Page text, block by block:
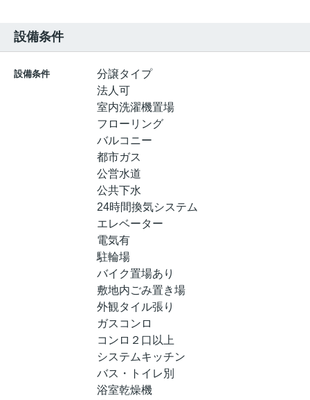
設備条件
設備条件
分譲タイプ
法人可
室内洗濯機置場
フローリング
バルコニー
都市ガス
公営水道
公共下水
24時間換気システム
エレベーター
電気有
駐輪場
バイク置場あり
敷地内ごみ置き場
外観タイル張り
ガスコンロ
コンロ２口以上
システムキッチン
バス・トイレ別
浴室乾燥機